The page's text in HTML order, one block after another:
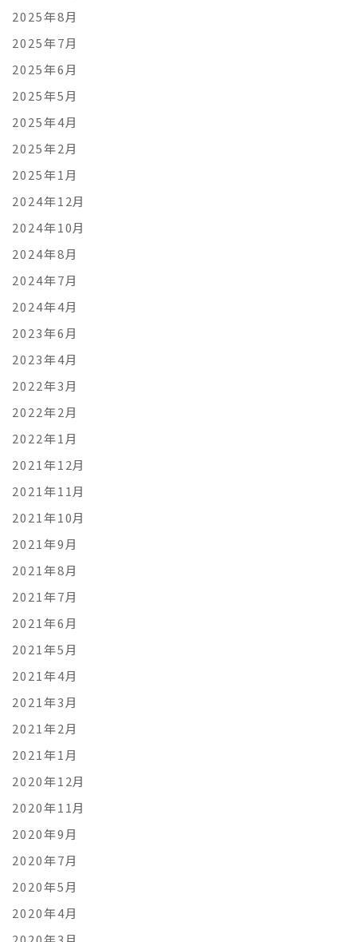
2025年8月
2025年7月
2025年6月
2025年5月
2025年4月
2025年2月
2025年1月
2024年12月
2024年10月
2024年8月
2024年7月
2024年4月
2023年6月
2023年4月
2022年3月
2022年2月
2022年1月
2021年12月
2021年11月
2021年10月
2021年9月
2021年8月
2021年7月
2021年6月
2021年5月
2021年4月
2021年3月
2021年2月
2021年1月
2020年12月
2020年11月
2020年9月
2020年7月
2020年5月
2020年4月